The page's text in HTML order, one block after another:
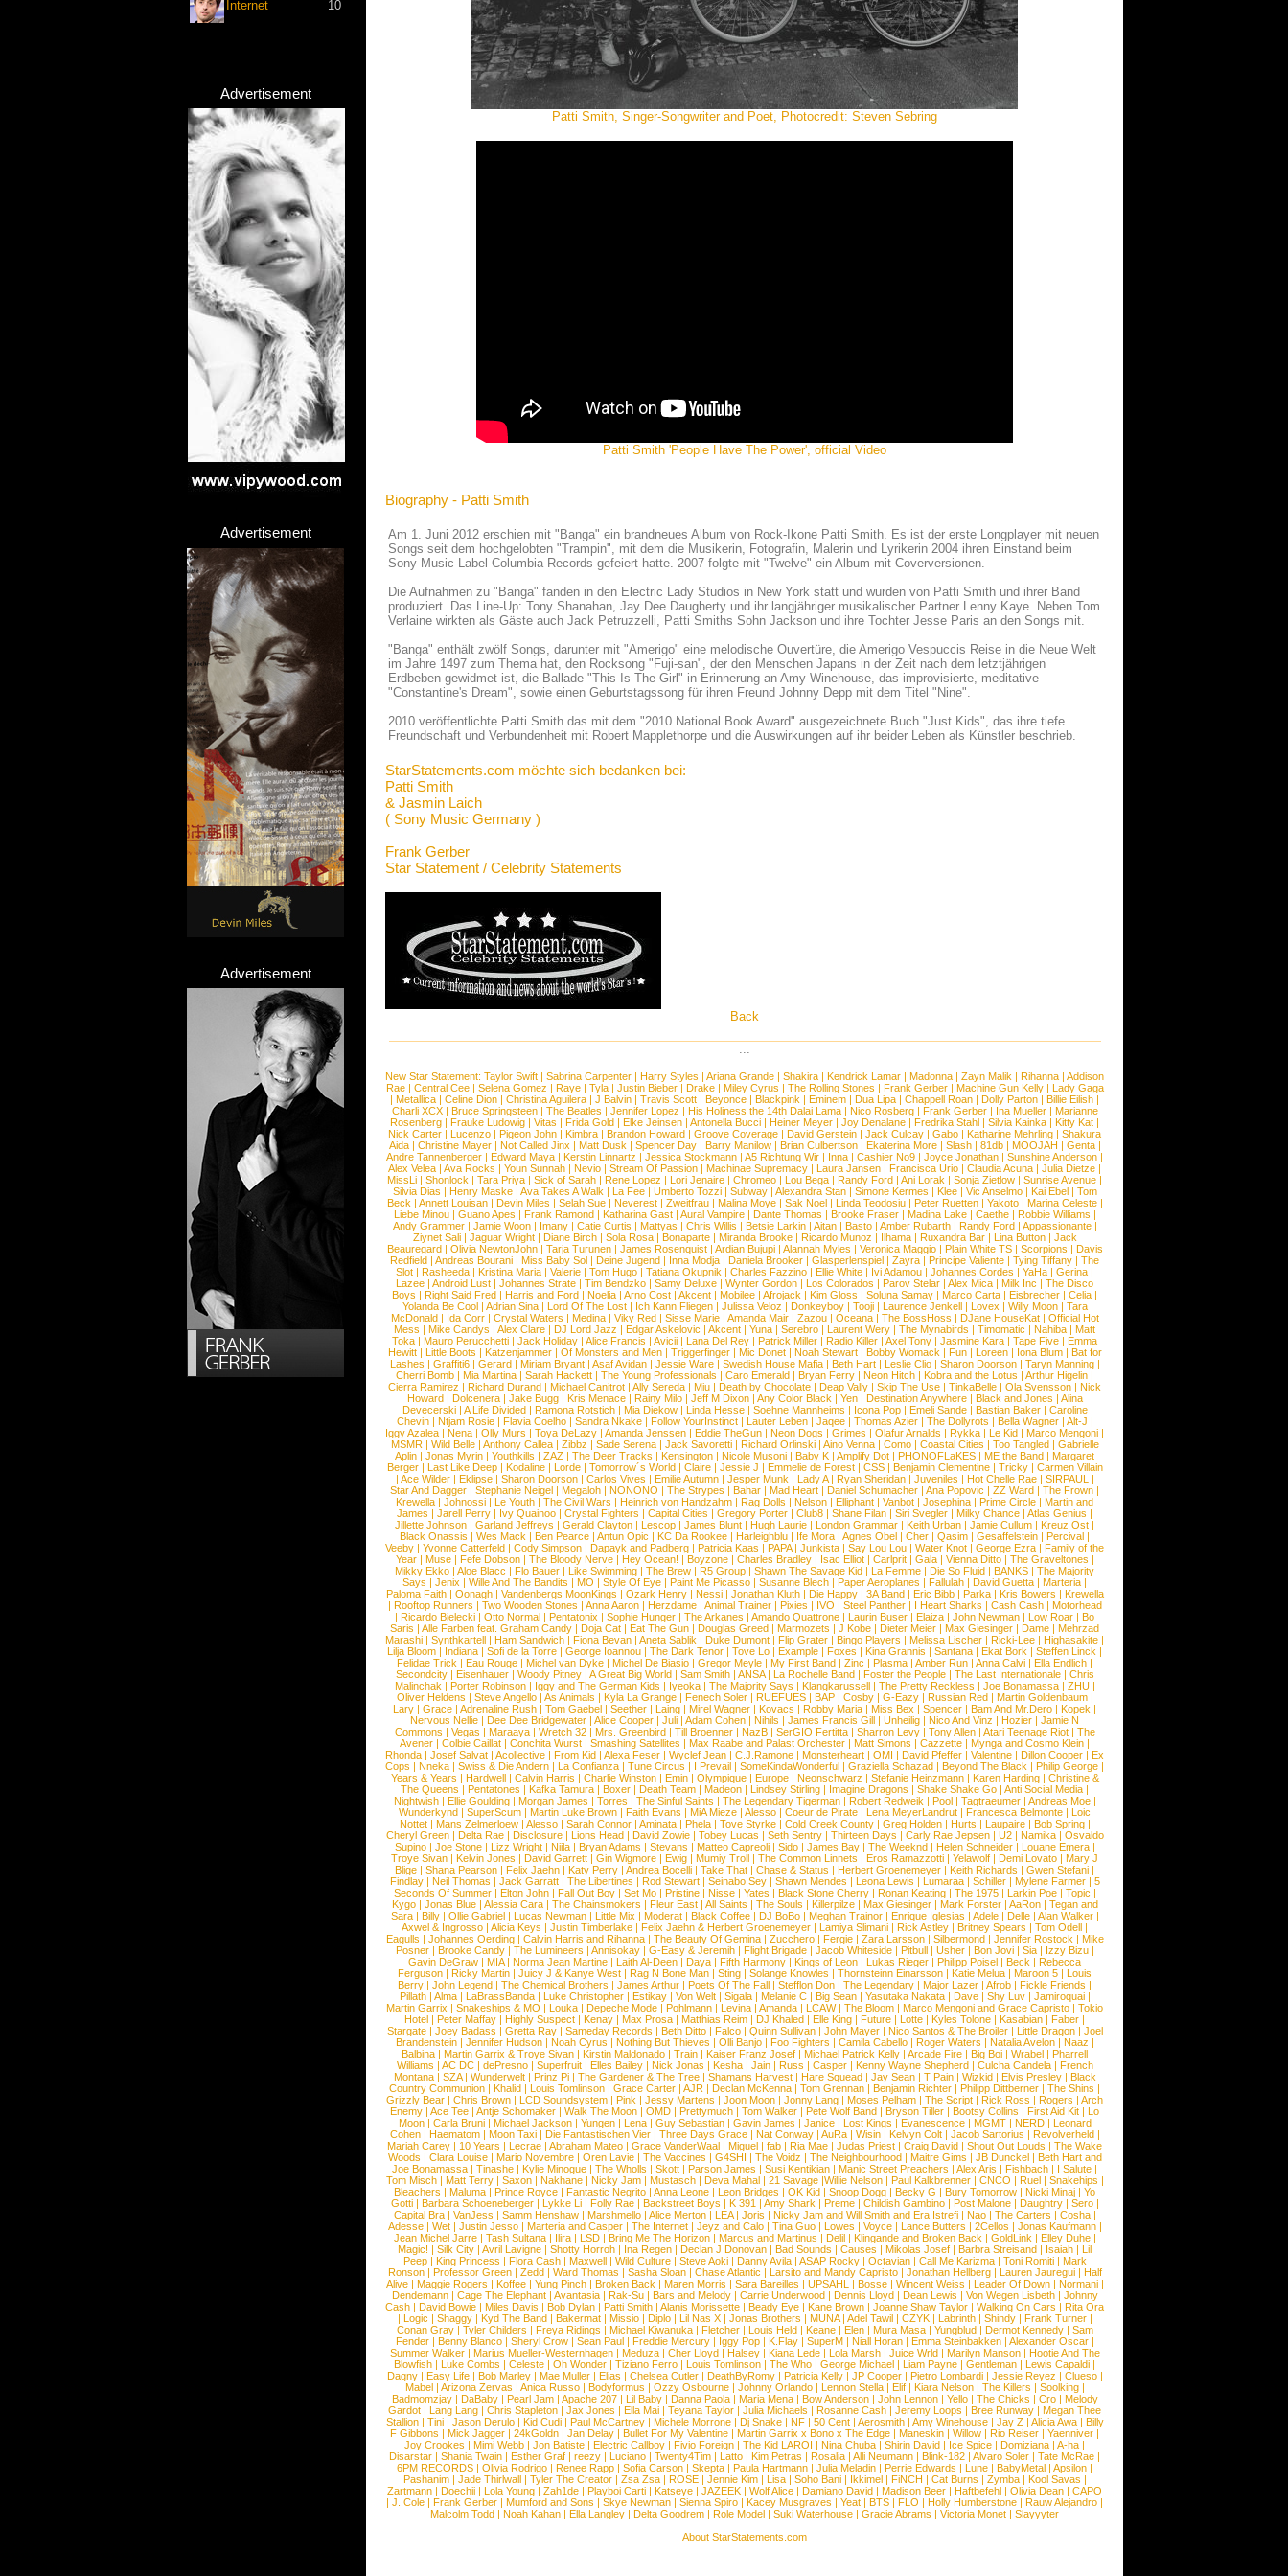
Internet 10
Advertisement
Advertisement
Advertisement
Patti Smith, Singer-Songwriter and Poet, Photocredit: Steven Sebring
Patti Smith 'People Have The Power', official Video
Biography - Patti Smith
Am 1. Juni 2012 erschien mit "Banga" ein brandneues Album von Rock-Ikone Patti Smith. Es ist der erste Longplayer mit neuen
Songs seit dem hochgelobten "Trampin", mit dem die Musikerin, Fotografin, Malerin und Lyrikerin 2004 ihren Einstand beim
Sony Music-Label Columbia Records gefeiert hatte. 2007 folgte mit "Twelve" ein Album mit Coverversionen.
Die Aufnahmen zu "Banga" fanden in den Electric Lady Studios in New York statt und wurden von Patti Smith und ihrer Band
produziert. Das Line-Up: Tony Shanahan, Jay Dee Daugherty und ihr langjähriger musikalischer Partner Lenny Kaye. Neben Tom
Verlaine wirkten als Gäste auch Jack Petruzzelli, Patti Smiths Sohn Jackson und ihre Tochter Jesse Paris an den Songs mit.
"Banga" enthält zwölf Songs, darunter mit "Amerigo" eine melodische Ouvertüre, die Amerigo Vespuccis Reise in die Neue Welt
im Jahre 1497 zum Thema hat, den Rocksong "Fuji-san", der den Menschen Japans in der Zeit nach dem letztjährigen
Erdbeben gewidmet ist, die Ballade "This Is The Girl" in Erinnerung an Amy Winehouse, das improvisierte, meditative
"Constantine's Dream", sowie einen Geburtstagssong für ihren Freund Johnny Depp mit dem Titel "Nine".
2010 veröffentlichte Patti Smith das mit dem "2010 National Book Award" ausgezeichnete Buch "Just Kids", das ihre tiefe
Freundschaft und Verbundenheit mit Robert Mapplethorpe und die Auswirkungen auf ihr beider Leben als Künstler beschrieb.
StarStatements.com möchte sich bedanken bei:
Patti Smith
& Jasmin Laich
( Sony Music Germany )
Frank Gerber
Star Statement / Celebrity Statements
Back
...
New Star Statement: Taylor Swift | Sabrina Carpenter | Harry Styles | Ariana Grande | Shakira | Kendrick Lamar | Madonna | Zayn Malik | Rihanna | Addison
Rae| Central Cee| Selena Gomez | Raye| Tyla| Justin Bieber| Drake| Miley Cyrus | The Rolling Stones | Frank Gerber| Machine Gun Kelly| Lady Gaga
| Metallica | Celine Dion | Christina Aguilera | J Balvin | Travis Scott | Beyonce | Blackpink | Eminem | Dua Lipa | Chappell Roan | Dolly Parton | Billie Eilish |
Charli XCX| Bruce Springsteen| The Beatles | Jennifer Lopez | His Holiness the 14th Dalai Lama| Nico Rosberg| Frank Gerber| Ina Mueller| Marianne
Rosenberg | Frauke Ludowig | Vitas | Frida Gold | Elke Jeinsen | Antonella Bucci | Heiner Meyer | Joy Denalane | Fredrika Stahl | Silvia Kainka | Kitty Kat |
Nick Carter | Lucenzo | Pigeon John | Kimbra | Brandon Howard | Groove Coverage | David Gerstein | Jack Culcay | Gabo | Katharine Mehrling | Shakura
Aida| Christine Mayer| Not Called Jinx | Matt Dusk | Spencer Day| Barry Manilow| Brian Culbertson| Ekaterina More| Slash| 81db| MOOJAH | Genta|
Andre Tannenberger | Edward Maya | Kerstin Linnartz | Jessica Stockmann | A5 Richtung Wir | Inna | Cashier No9 | Joyce Jonathan | Sunshine Anderson |
Alex Velea | Ava Rocks | Youn Sunnah | Nevio | Stream Of Passion | Machinae Supremacy | Laura Jansen | Francisca Urio | Claudia Acuna | Julia Dietze |
MissLi | Shonlock | Tara Priya | Sick of Sarah | Rene Lopez | Lori Jenaire | Chromeo | Lou Bega | Randy Ford | Ani Lorak | Sonja Zietlow | Sunrise Avenue |
Silvia Dias | Henry Maske| Ava Takes A Walk | La Fee| Umberto Tozzi| Subway| Alexandra Stan| Simone Kermes | Klee| Vic Anselmo| Kai Ebel| Tom
Beck | Annett Louisan| Devin Miles | Selah Sue| Neverest| Zweitfrau| Malina Moye| Sak Noel| Linda Teodosiu| Peter Ruetten| Yakoto| Marina Celeste|
Liebe Minou| Guano Apes | Frank Ramond| Katharina Gast| Aural Vampire| Dante Thomas | Brooke Fraser| Madina Lake| Caethe| Robbie Williams |
Andy Grammer| Jamie Woon| Imany| Catie Curtis | Mattyas | Chris Willis | Betsie Larkin| Aitan| Basto| Amber Rubarth| Randy Ford| Appassionante|
Ziynet Sali| Jaguar Wright| Diane Birch| Sola Rosa| Bonaparte| Miranda Brooke| Ricardo Munoz | Ilhama| Ruxandra Bar| Lina Button| Jack
Beauregard| Olivia NewtonJohn| Tarja Turunen| James Rosenquist| Ardian Bujupi| Alannah Myles | Veronica Maggio| Plain White TS| Scorpions | Davis
Redfield | Andreas Bourani | Miss Baby Sol | Deine Jugend | Inna Modja | Daniela Brooker | Glasperlenspiel | Zayra | Principe Valiente | Tying Tiffany | The
Slot | Rasheeda | Kristina Maria | Valerie | Tom Hugo | Tatiana Okupnik | Charles Fazzino | Ellie White | Ivi Adamou | Johannes Cordes | YaHa | Gerina |
Lazee | Android Lust | Johannes Strate | Tim Bendzko | Samy Deluxe | Wynter Gordon | Los Colorados | Parov Stelar | Alex Mica | Milk Inc | The Disco
Boys | Right Said Fred | Harris and Ford | Noelia | Arno Cost | Akcent | Mobilee | Afrojack | Kim Gloss | Soluna Samay | Marco Carta | Eisbrecher | Celia |
Yolanda Be Cool| Adrian Sina| Lord Of The Lost| Ich Kann Fliegen| Julissa Veloz | Donkeyboy| Tooji| Laurence Jenkell| Lovex | Willy Moon| Tara
McDonald| Ida Corr| Crystal Waters | Medina| Viky Red| Sisse Marie| Amanda Mair| Zazou| Oceana| The BossHoss | DJane HouseKat| Official Hot
Mess | Mike Candys | Alex Clare | DJ Lord Jazz | Edgar Askelovic | Akcent | Yuna | Serebro | Laurent Wery | The Mynabirds | Timomatic | Nahiba | Matt
Toka | Mauro Perucchetti | Jack Holiday | Alice Francis | Avicii | Lana Del Rey | Patrick Miller | Radio Killer | Axel Tony | Jasmine Kara | Tape Five | Emma
Hewitt| Little Boots | Katzenjammer| Of Monsters and Men| Triggerfinger| Mic Donet| Noah Stewart| Bobby Womack | Fun| Loreen| Iona Blum| Bat for
Lashes | Graffiti6| Gerard| Miriam Bryant| Asaf Avidan| Jessie Ware| Swedish House Mafia| Beth Hart| Leslie Clio| Sharon Doorson| Taryn Manning|
Cherri Bomb | Mia Martina | Sarah Hackett | The Young Professionals | Caro Emerald | Bryan Ferry | Neon Hitch | Kobra and the Lotus | Arthur Higelin |
Cierra Ramirez | Richard Durand | Michael Canitrot | Ally Sereda | Miu | Death by Chocolate | Deap Vally | Skip The Use | TinkaBelle | Ola Svensson | Nick
Howard| Dolcenera| Jake Bugg| Kris Menace| Rainy Milo| Jeff M Dixon| Any Color Black | Yen| Destination Anywhere| Black and Jones | Alina
Devecerski| A Life Divided| Ramona Rotstich| Mia Diekow| Linda Hesse| Soehne Mannheims | Icona Pop| Emeli Sande| Bastian Baker| Caroline
Chevin| Ntjam Rosie| Flavia Coelho| Sandra Nkake| Follow YourInstinct| Lauter Leben| Jaqee| Thomas Azier| The Dollyrots | Bella Wagner| Alt-J |
Iggy Azalea | Nena | Olly Murs | Toya DeLazy | Amanda Jenssen | Eddie TheGun | Neon Dogs | Grimes | Olafur Arnalds | Rykka | Le Kid | Marco Mengoni |
MSMR| Wild Belle| Anthony Callea| Zibbz | Sade Serena| Jack Savoretti| Richard Orlinski| Aino Venna| Como| Coastal Cities | Too Tangled| Gabrielle
Aplin | Jonas Myrin | Youthkills | ZAZ | The Deer Tracks | Kensington | Nicole Musoni | Baby K | Amplify Dot | PHONOFLaKES | ME the Band | Margaret
Berger| Last Like Deep| Kodaline| Lorde| Tomorrow´s World| Claire| Jessie J | Emmelie de Forest| CSS| Benjamin Clementine| Tricky| Carmen Villain
| Ace Wilder| Eklipse| Sharon Doorson| Carlos Vives | Emilie Autumn| Jesper Munk | Lady A| Ryan Sheridan| Juveniles | Hot Chelle Rae| SIRPAUL
|
Star And Dagger | Stephanie Neigel | Megaloh | NONONO | The Strypes | Bahar | Mad Heart | Daniel Schumacher | Ana Popovic | ZZ Ward | The Frown |
Krewella | Johnossi | Le Youth | The Civil Wars | Heinrich von Handzahm | Rag Dolls | Nelson | Elliphant | Vanbot | Josephina | Prime Circle | Martin and
James | Jarell Perry | Ivy Quainoo | Crystal Fighters | Capital Cities | Gregory Porter | Club8 | Shane Filan | Siri Svegler | Milky Chance | Atlas Genius |
Jillette Johnson | Garland Jeffreys | Gerald Clayton | Lescop | James Blunt | Hugh Laurie | London Grammar | Keith Urban | Jamie Cullum | Kreuz Ost |
Black Onassis | Wes Mack | Ben Pearce | Antun Opic | KC Da Rookee | Harleighblu | Ife Mora | Agnes Obel | Cher | Qasim | Gesaffelstein | Percival |
Veeby | Yvonne Catterfeld | Cody Simpson | Dapayk and Padberg | Patricia Kaas | PAPA| Junkista | Say Lou Lou | Water Knot | George Ezra | Family of the
Year| Muse| Fefe Dobson| The Bloody Nerve| Hey Ocean! | Boyzone| Charles Bradley| Isac Elliot| Carlprit| Gala| Vienna Ditto| The Graveltones |
Mikky Ekko | Aloe Blacc | Flo Bauer | Like Swimming | The Brew | R5 Group | Shawn The Savage Kid | La Femme | Die So Fluid | BANKS | The Majority
Says | Jenix | Wille And The Bandits | MO | Style Of Eye | Paint Me Picasso | Susanne Blech | Paper Aeroplanes | Fallulah | David Guetta | Marteria |
Paloma Faith| Oonagh| Vandenbergs MoonKings | Ozark Henry| Nessi| Jonathan Kluth| Die Happy| 3A Band| Eric Bibb| Parka| Kris Bowers | Krewella
| Rooftop Runners | Two Wooden Stones | Anna Aaron| Herzdame| Animal Trainer| Pixies | IVO | Steel Panther| I Heart Sharks | Cash Cash| Motorhead
| Ricardo Bielecki | Otto Normal | Pentatonix | Sophie Hunger | The Arkanes | Amando Quattrone | Laurin Buser | Elaiza | John Newman | Low Roar | Bo
Saris | Alle Farben feat. Graham Candy | Doja Cat | Eat The Gun | Douglas Greed | Marmozets | J Kobe | Dieter Meier | Max Giesinger | Dame | Mehrzad
Marashi | Synthkartell | Ham Sandwich | Fiona Bevan | Aneta Sablik | Duke Dumont | Flip Grater | Bingo Players | Melissa Lischer | Ricki-Lee | Highasakite |
Lilja Bloom | Indiana | Sofi de la Torre | George Ioannou | The Dark Tenor | Tove Lo | Example | Foxes | Kina Grannis | Santana | Ekat Bork | Steffen Linck |
Felidae Trick | Eau Rouge | Michel van Dyke | Michel De Biasio | Gregor Meyle | My First Band | Zinc | Plasma | Amber Run | Anna Calvi | Ella Endlich |
Secondcity| Eisenhauer| Woody Pitney| A Great Big World| Sam Smith| ANSA| La Rochelle Band| Foster the People| The Last Internationale| Chris
Malinchak | Porter Robinson| Iggy and The German Kids | Iyeoka| The Majority Says | Klangkarussell| The Pretty Reckless | Joe Bonamassa| ZHU|
Oliver Heldens | Steve Angello| As Animals | Kyla La Grange| Fenech Soler| RUEFUES| BAP| Cosby| G-Eazy| Russian Red| Martin Goldenbaum|
Lary | Grace | Adrenaline Rush | Tom Gaebel | Seether | Laing | Mirel Wagner | Kovacs | Robby Maria | Miss Bex | Spencer | Bam And Mr.Dero | Kopek |
Nervous Nellie | Dee Dee Bridgewater | Alice Cooper | Juli | Adam Cohen | Nihils | James Francis Gill | Unheilig | Nico And Vinz | Hozier | Jamie N
Commons | Vegas | Maraaya| Wretch 32| Mrs. Greenbird| Till Broenner| NazB| SerGIO Fertitta| Sharron Levy| Tony Allen| Atari Teenage Riot| The
Avener | Colbie Caillat | Conchita Wurst | Smashing Satellites | Max Raabe and Palast Orchester | Matt Simons | Cazzette | Mynga and Cosmo Klein |
Rhonda | Josef Salvat | Acollective | From Kid | Alexa Feser | Wyclef Jean | C.J.Ramone | Monsterheart | OMI | David Pfeffer | Valentine | Dillon Cooper | Ex
Cops | Nneka | Swiss & Die Andern | La Confianza | Tune Circus | I Prevail | SomeKindaWonderful | Graziella Schazad | Beyond The Black | Philip George |
Years & Years | Hardwell| Calvin Harris | Charlie Winston| Emin| Olympique| Europe| Neonschwarz | Stefanie Heinzmann| Karen Harding| Christine &
The Queens | Pentatones | Kafka Tamura | Boxer | Death Team | Madeon | Lindsey Stirling | Imagine Dragons | Shake Shake Go | Anti Social Media |
Nightwish| Ellie Goulding| Morgan James | Torres | The Sinful Saints | The Legendary Tigerman| Robert Redweik | Pool| Tagtraeumer| Andreas Moe|
Wunderkynd | SuperScum | Martin Luke Brown | Faith Evans | MiA Mieze | Alesso | Coeur de Pirate | Lena MeyerLandrut | Francesca Belmonte | Loic
Nottet| Mans Zelmerloew| Alesso| Sarah Connor| Aminata| Phela| Tove Styrke| Cold Creek County| Greg Holden| Hurts | Laupaire| Bob Spring|
Cheryl Green| Delta Rae| Disclosure| Lions Head| David Zowie| Tobey Lucas | Seth Sentry| Thirteen Days | Carly Rae Jepsen| U2| Namika| Osvaldo
Supino| Joe Stone| Lizz Wright| Niila| Bryan Adams | Stevans | Matteo Capreoli| Sido| James Bay| The Weeknd| Helen Schneider| Louane Emera|
Troye Sivan | Kelvin Jones | David Garrett | Gin Wigmore | Ewig | Mumiy Troll | The Common Linnets | Eros Ramazzotti | Yelawolf | Demi Lovato | Mary J
Blige | Shana Pearson | Felix Jaehn | Katy Perry | Andrea Bocelli | Take That | Chase & Status | Herbert Groenemeyer | Keith Richards | Gwen Stefani |
Findlay| Neil Thomas | Jack Garratt| The Libertines | Rod Stewart| Seinabo Sey| Shawn Mendes | Leona Lewis | Lumaraa| Schiller| Mylene Farmer| 5
Seconds Of Summer| Elton John| Fall Out Boy| Set Mo| Pristine| Nisse| Yates | Black Stone Cherry| Ronan Keating| The 1975| Larkin Poe| Topic |
Kygo| Jonas Blue| Alessia Cara| The Chainsmokers | Fleur East| All Saints | The Souls | Killerpilze| Max Giesinger| Mark Forster| AaRon| Tegan and
Sara| Billy| Ollie Gabriel| Lucas Newman| Little Mix | Moderat| Black Coffee| DJ BoBo| Meghan Trainor| Enrique Iglesias | Adele| Delle| Alan Walker|
Axwel & Ingrosso | Alicia Keys | Justin Timberlake | Felix Jaehn & Herbert Groenemeyer | Lamiya Slimani | Rick Astley | Britney Spears | Tom Odell |
Eagulls | Johannes Oerding| Calvin Harris and Rihanna| The Beauty Of Gemina| Zucchero| Fergie| Zara Larsson| Silbermond| Jennifer Rostock | Mike
Posner| Brooke Candy| The Lumineers | Annisokay| G-Easy & Jeremih| Flight Brigade| Jacob Whiteside| Pitbull| Usher| Bon Jovi| Sia| Izzy Bizu|
Gavin DeGraw | MIA| Norma Jean Martine | Laith Al-Deen | Daya | Fifth Harmony | Kings of Leon | Lukas Rieger | Philipp Poisel | Beck | Rebecca
Ferguson | Ricky Martin | Juicy J & Kanye West | Rag N Bone Man | Sting | Solange Knowles | Thornsteinn Einarsson | Katie Melua | Maroon 5 | Louis
Berry | John Legend | The Chemical Brothers | James Arthur | Poets Of The Fall | Stefflon Don | The Legendary | Major Lazer | Afrob | Fickle Friends |
Pillath| Alma| LaBrassBanda| Luke Christopher| Estikay| Von Welt| Sigala| Melanie C| Big Sean| Yasutaka Nakata| Dave| Shy Luv| Jamiroquai|
Martin Garrix | Snakeships & MO | Louka | Depeche Mode | Pohlmann | Levina | Amanda | LCAW| The Bloom | Marco Mengoni and Grace Capristo | Tokio
Hotel | Peter Maffay | Highly Suspect | Kenay | Max Prosa | Matthias Reim | DJ Khaled | Elle King | Future | Lotte | Kyles Tolone | Kasabian | Faber |
Stargate| Joey Badass | Gretta Ray| Sameday Records | Beth Ditto| Falco| Quinn Sullivan| John Mayer| Nico Santos & The Broiler| Little Dragon| Joel
Brandenstein| Jennifer Hudson| Noah Cyrus | Nothing But Thieves | Olli Banjo| Foo Fighters | Camila Cabello| Roger Waters | Natalia Avelon| Naaz |
Balbina | Martin Garrix & Troye Sivan | Kirstin Maldonado | Train | Kaiser Franz Josef | Michael Patrick Kelly | Arcade Fire | Big Boi | Wrabel | Pharrell
Williams | AC DC| dePresno| Superfruit| Elles Bailey| Nick Jonas | Kesha| Jain| Russ | Casper| Kenny Wayne Shepherd| Culcha Candela| French
Montana| SZA| Wunderwelt| Prinz Pi| The Gardener & The Tree| Shamans Harvest| Hare Squead| Jay Sean| T Pain| Wizkid| Elvis Presley| Black
Country Communion | Khalid | Louis Tomlinson | Grace Carter | AJR | Declan McKenna | Tom Grennan | Benjamin Richter | Philipp Dittberner | The Shins |
Grizzly Bear | Chris Brown | LCD Soundsystem | Pink | Jessy Martens | Joon Moon | Jonny Lang | Moses Pelham | The Script | Rick Ross | Rogers | Arch
Enemy | Ace Tee | Antje Schomaker | Walk The Moon | OMD | Prettymuch | Tom Walker | Pete Wolf Band | Bryson Tiller | Bootsy Collins | First Aid Kit | Lo
Moon| Carla Bruni| Michael Jackson| Yungen| Lena| Guy Sebastian| Gavin James | Janice| Lost Kings | Evanescence| MGMT| NERD| Leonard
Cohen| Haematom| Moon Taxi| Die Fantastischen Vier| Three Days Grace| Nat Conway| AuRa| Wisin| Kelvyn Colt| Jacob Sartorius | Revolverheld|
Mariah Carey | 10 Years | Lecrae | Abraham Mateo | Grace VanderWaal | Miguel | fab | Ria Mae | Judas Priest | Craig David | Shout Out Louds | The Wake
Woods | Clara Louise| Mario Novembre| Oren Lavie| The Vaccines | G4SHI | The Voidz | The Neighbourhood| Maitre Gims | JB Dunckel| Beth Hart and
Joe Bonamassa | Tinashe | Kylie Minogue | The Wholls | Skott | Parson James | Susi Kentikian | Manic Street Preachers | Alex Aris | Fishbach | I Salute |
Tom Misch| Matt Terry| Saxon| Nakhane| Nicky Jam| Mustasch| Deva Mahal| 21 Savage|Willie Nelson| Paul Kalkbrenner| CNCO | Ruel| Snakehips |
Bleachers | Maluma | Prince Royce | Fantastic Negrito | Anna Leone | Leon Bridges | OK Kid | Snoop Dogg | Becky G | Bury Tomorrow | Nicki Minaj | Yo
Gotti| Barbara Schoeneberger| Lykke Li| Folly Rae| Backstreet Boys | K 391 | Amy Shark | Preme| Childish Gambino| Post Malone| Daughtry| Sero|
Capital Bra| VanJess | Samm Henshaw| Marshmello| Alice Merton| LEA| Joris | Nicky Jam and Will Smith and Era Istrefi| Nao| The Carters | Cosha|
Adesse| Wet| Justin Jesso| Marteria and Casper| The Internet| Jeyz and Calo| Tina Guo| Lowes | Voyce| Lance Butters | 2Cellos | Jonas Kaufmann|
Jean Michel Jarre| Tash Sultana| Ilira| LSD| Bring Me The Horizon| Marcus and Martinus | Delil| Klingande and Broken Back | GoldLink | Elley Duhe|
Magic! | Silk City | Avril Lavigne | Shotty Horroh | Ina Regen | Declan J Donovan | Bad Sounds | Causes | Mikolas Josef | Barbra Streisand | Isaiah | Lil
Peep| King Princess | Flora Cash| Maxwell| Wild Culture| Steve Aoki| Danny Avila| ASAP Rocky| Octavian| Call Me Karizma| Toni Romiti| Mark
Ronson| Professor Green| Zedd| Ward Thomas | Sasha Sloan| Chase Atlantic | Larsito and Mandy Capristo| Jonathan Hellberg| Lauren Jauregui| Half
Alive| Maggie Rogers | Koffee| Yung Pinch| Broken Back | Maren Morris | Sara Bareilles | UPSAHL | Bosse| Wincent Weiss | Leader Of Down| Normani|
Dendemann| Cage The Elephant| Avantasia| Rak-Su| Bars and Melody| Carrie Underwood| Dennis Lloyd| Dean Lewis | Von Wegen Lisbeth| Johnny
Cash | David Bowie | Miles Davis | Bob Dylan | Patti Smith | Alanis Morissette | Beady Eye | Kane Brown | Joanne Shaw Taylor | Walking On Cars | Rita Ora
| Logic | Shaggy| Kyd The Band| Bakermat| Missio| Diplo| Lil Nas X| Jonas Brothers | MUNA| Adel Tawil| CZYK| Labrinth| Shindy| Frank Turner|
Conan Gray| Tyler Childers | Freya Ridings | Michael Kiwanuka| Fletcher| Louis Held| Keane| Elen| Mura Masa| Yungblud| Dermot Kennedy| Sam
Fender| Benny Blanco| Sheryl Crow| Sean Paul| Freddie Mercury| Iggy Pop| K.Flay| SuperM| Niall Horan| Emma Steinbakken| Alexander Oscar|
Summer Walker| Marius Mueller-Westernhagen| Meduza| Cher Lloyd| Halsey| Kiana Lede| Lola Marsh| Juice Wrld| Marilyn Manson| Hootie And The
Blowfish | Luke Combs | Celeste | Oh Wonder | Tiziano Ferro | Louis Tomlinson | The Who | George Michael | Liam Payne | Gentleman | Lewis Capaldi |
Dagny| Easy Life| Bob Marley| Mae Muller| Elias | Chelsea Cutler| DeathByRomy| Patricia Kelly| JP Cooper| Pietro Lombardi| Jessie Reyez | Clueso|
Mabel| Arizona Zervas | Anica Russo| Bodyformus | Ozzy Osbourne| Johnny Orlando| Lennon Stella| Elif| Kiara Nelson| The Killers | Soolking|
Badmomzjay| DaBaby| Pearl Jam| Apache 207| Lil Baby| Danna Paola| Maria Mena| Bow Anderson| John Lennon| Yello| The Chicks | Cro| Melody
Gardot | Lang Lang | Chris Stapleton | Jax Jones | Ella Mai | Teyana Taylor | Julia Michaels | Rosanne Cash | Jeremy Loops | Bree Runway | Megan Thee
Stallion| Tini| Jason Derulo| Kid Cudi| Paul McCartney| Michele Morrone| Dj Snake| NF| 50 Cent| Aerosmith| Amy Winehouse| Jay Z| Alicia Awa| Billy
F Gibbons | Mick Jagger | 24kGoldn | Jan Delay | Bullet For My Valentine | Martin Garrix x Bono x The Edge | Maneskin | Willow | Rio Reiser | Yaenniver |
Joy Crookes | Mimi Webb | Jon Batiste | Electric Callboy | Fivio Foreign | The Kid LAROI | Nina Chuba | Shirin David | Ice Spice | Domiziana | A-ha |
Disarstar | Shania Twain | Esther Graf | reezy | Luciano | Twenty4Tim | Latto | Kim Petras | Rosalia | Alli Neumann | Blink-182 | Alvaro Soler | Tate McRae |
6PM RECORDS | Olivia Rodrigo | Renee Rapp | Sofia Carson | Skepta | Paula Hartmann | Julia Meladin | Perrie Edwards | Lune | BabyMetal | Apsilon |
Pashanim| Jade Thirlwall| Tyler The Creator| Zsa Zsa| ROSE| Jennie Kim| Lisa| Soho Bani| Ikkimel| FiNCH | Cat Burns | Zymba| Kool Savas |
Zartmann | Doechii | Lola Young | Zah1de | Playboi Carti | Katseye | JAZEEK | Wolf Alice | Damiano David | Madison Beer | Haftbefehl | Olivia Dean | CAPO
| J. Cole | Frank Gerber | Mumford and Sons | Skye Newman | Sienna Spiro | Kacey Musgraves | Yeat | BTS | FLO | Holly Humberstone | Rauw Alejandro |
Malcolm Todd | Noah Kahan | Ella Langley | Delta Goodrem | Role Model | Suki Waterhouse | Gracie Abrams | Victoria Monet | Slayyyter
About StarStatements.com